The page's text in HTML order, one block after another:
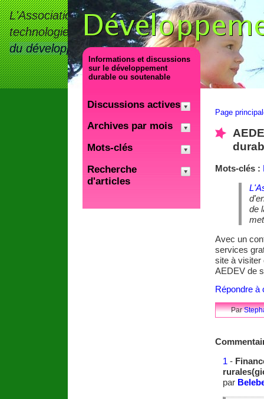
Informations et discussions
sur le développement
durable ou soutenable
Page
Mots-clés :
de
Avec un
services
site à visiter
AEDEV de
Répondre à
Par
1 -
par
L'Association e-Développement (AEDEV
technologies de l'information et de la
du développement durable.on et de la
développement durable. chnologies de l'information et
service du développement durable.ppement (AEDEV)
l'information et de la communication dans les pays du
ormation et de la communication dans les
Discussions actives
Archives par mois
Mots-clés
Recherche
d'articles